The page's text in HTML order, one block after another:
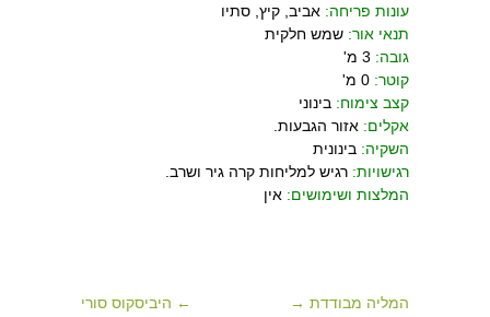
עונות פריחה: אביב, קיץ, סתיו
תנאי אור: שמש חלקית
גובה:
קוטר:
קצב צימוח: בינוני
אקלים: אזור הגבעות.
השקיה: בינונית
רגישויות: רגיש למליחות קרה גיר ושרב.
המלצות ושימושים: אין
← היביסקוס סורי המליה מבודדת →